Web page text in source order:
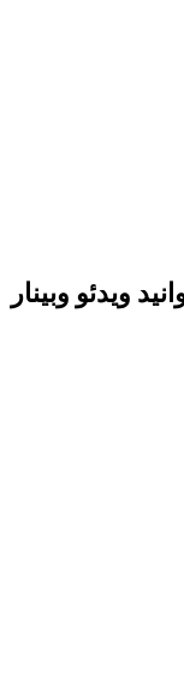
ویدئو وبینار